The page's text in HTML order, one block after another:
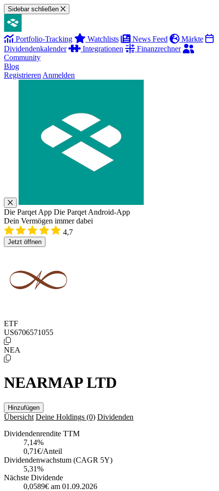
Sidebar schließen
Portfolio-Tracking Watchlists News Feed
Märkte
Dividendenkalender
Integrationen
Finanzrechner
Community
Blog
Registrieren Anmelden
Die Parqet App Die Parqet Android-App
Dein Vermögen immer dabei
4,7
Jetzt öffnen
ETF
US6706571055
NEA
NEARMAP LTD
Hinzufügen
Übersicht Deine Holdings (0) Dividenden
Dividendenrendite TTM
7,14%
0,71€/Anteil
Dividendenwachstum (CAGR 5Y)
5,31%
Nächste Dividende
0,0589€ am 01.09.2026